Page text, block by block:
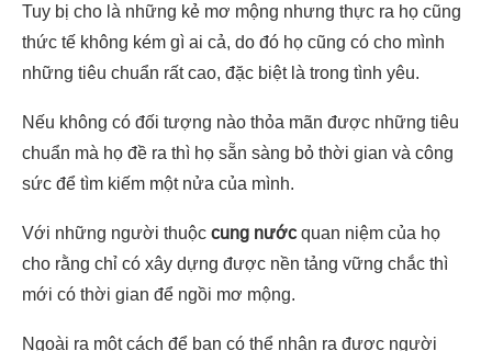
Tuy bị cho là những kẻ mơ mộng nhưng thực ra họ cũng
thức tế không kém gì ai cả, do đó họ cũng có cho mình
những tiêu chuẩn rất cao, đặc biệt là trong tình yêu.
Nếu không có đối tượng nào thỏa mãn được những tiêu
chuẩn mà họ đề ra thì họ sẵn sàng bỏ thời gian và công
sức để tìm kiếm một nửa của mình.
Với những người thuộc cung nước quan niệm của họ
cho rằng chỉ có xây dựng được nền tảng vững chắc thì
mới có thời gian để ngồi mơ mộng.
Ngoài ra một cách để bạn có thể nhận ra được người